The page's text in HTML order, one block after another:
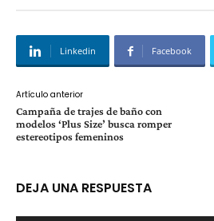
Linkedin Facebook
Artículo anterior
Campaña de trajes de baño con
modelos ‘Plus Size’ busca romper
estereotipos femeninos
DEJA UNA RESPUESTA